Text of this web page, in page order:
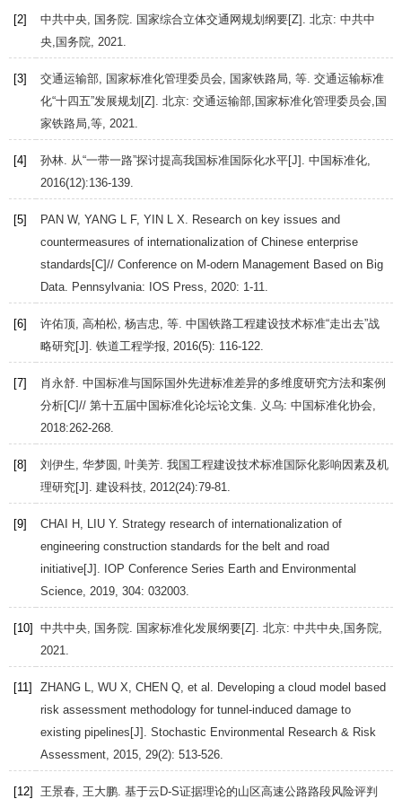
[2] 中共中央, 国务院. 国家综合立体交通网规划纲要[Z]. 北京: 中共中
央,国务院, 2021
[3] 交通运输部, 国家标准化管理委员会, 国家铁路局, 等. 交通运输标准
化“十四五”发展规划 [Z]. 北京: 交通运输部,国家标准化管理委员会,国
家铁路局,等, 2021
[4] 孙林. 从“一带一路”探讨提高我国标准国际化水平[J]. 中国标准化
2016(12):136-139.
[5] PAN W, YANG L F, YIN L X . Research on key issues and
countermeasures of internationalization of Chinese enterprise
standards[C]// Conference on M-odern Management Based on Big
Data . Pennsylvania: IOS Press, 2020: 1-11.
[6]
许佑顶, 高柏松, 杨吉忠, 等. 中国铁路工程建设技术标准“走出去”战
略研究[J]. 铁道工程学报 2016(5): 116-122.
[7]
肖永舒. 中国标准与国际国外先进标准差异的多维度研究方法和案例
分析[C]// 第十五届中国标准化论坛论文集 . 义乌: 中国标准化协会,
2018:262-268.
[8]
刘伊生, 华梦圆, 叶美芳. 我国工程建设技术标准国际化影响因素及机
理研究[J]. 建设科技 2012(24):79-81.
[9] CHAI H LIU Y. Strategy research of internationalization of
engineering construction standards for the belt and road
initiative[J].
IOP Conference Series Earth and Environmental
Science 2019 304: 032003.
[10] 中共中央, 国务院. 国家标准化发展纲要[Z]. 北京: 中共中央,国务院,
2021
[11] ZHANG WU X CHEN Q , et al. Developing a cloud model based
risk assessment methodology for tunnel-induced damage to
existing pipelines[J]. Stochastic Environmental Research & Risk
Assessment 2015 29(2): 513-526.
[12]
王景春, 王大鹏. 基于云D-S证据理论的山区高速公路路段风险评判